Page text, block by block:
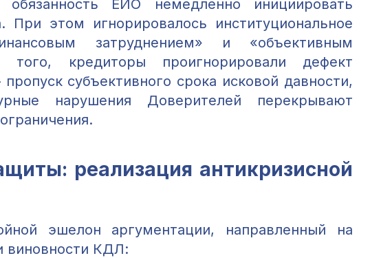
обязанность ЕИО немедленно инициировать
При этом игнорировалось институциональное
затруднением» и «объективным
того, кредиторы проигнорировали дефект
субъективного срока исковой давности,
нарушения Доверителей перекрывают
реализация антикризисной
эшелон аргументации, направленный на
виновности КДЛ: